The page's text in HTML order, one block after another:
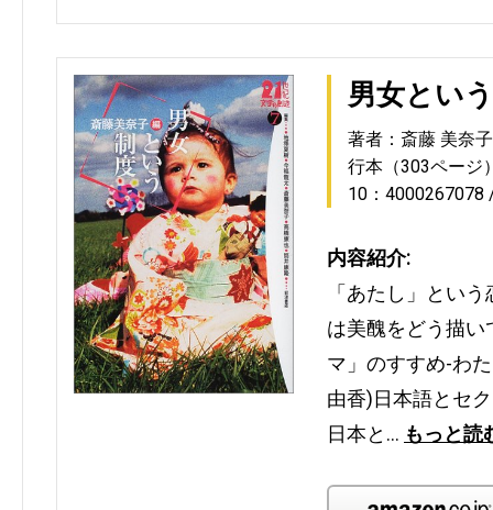
男女とい
著者：斎藤 美奈子
行本（303ページ
10：4000267078
内容紹介:
「あたし」とい
は美醜をどう描
マ」のすすめ-わ
由香)日本語とセ
日本と… もっと読